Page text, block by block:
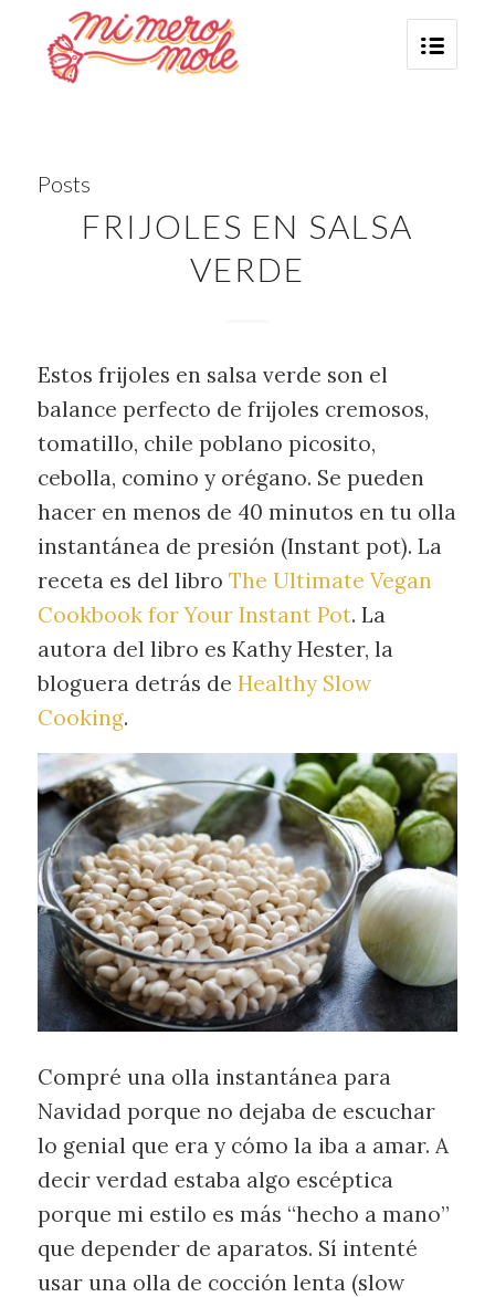
Posts
FRIJOLES EN SALSA
VERDE
Estos frijoles en salsa verde son el
balance perfecto de frijoles cremosos,
tomatillo, chile poblano picosito,
cebolla, comino y orégano. Se pueden
hacer en menos de 40 minutos en tu olla
instantánea de presión (Instant pot). La
receta es del libro The Ultimate Vegan
Cookbook for Your Instant Pot. La
autora del libro es Kathy Hester, la
bloguera detrás de Healthy Slow
Cooking.
Compré una olla instantánea para
Navidad porque no dejaba de escuchar
lo genial que era y cómo la iba a amar. A
decir verdad estaba algo escéptica
porque mi estilo es más “hecho a mano”
que depender de aparatos. Sí intenté
usar una olla de cocción lenta (slow